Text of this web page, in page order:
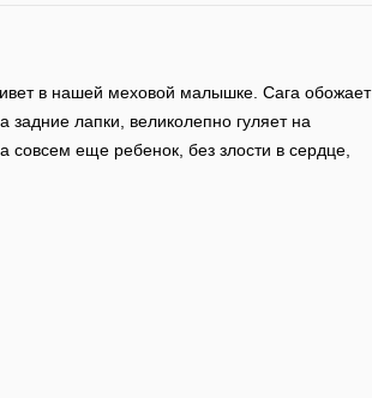
в нашей меховой малышке. Сага обожает
задние лапки, великолепно гуляет на
еще ребенок, без злости в сердце,